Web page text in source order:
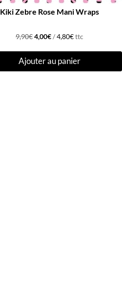
Kiki Zebre Rose Mani Wraps
9,90€ Le
initial
était :
4,00€Le
actuel
est :
/4,80€ttc
Ajouter au panier